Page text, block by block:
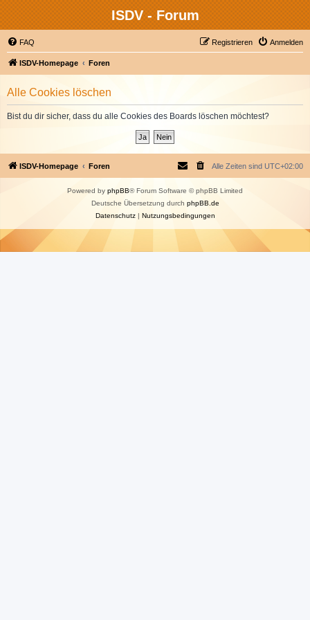
ISDV - Forum
FAQ Anmelden
Registrieren
ISDV-Homepage Foren
Alle Cookies löschen
Bist du dir sicher, dass du alle Cookies des Boards löschen möchtest?
ISDV-Homepage Foren Alle Zeiten sind UTC+02:00
Powered by phpBB® Forum Software © phpBB Limited
Deutsche Übersetzung durch phpBB.de
Datenschutz| Nutzungsbedingungen